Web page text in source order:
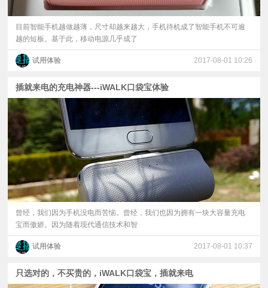
普
专
题
目前智能手机越做越薄，尺寸却越来越大，手机待机成了智能手机不可逾
越的短板。基于此，移动电源几乎成了
试用体验 2017-08-01 10:26
插就来电的充电神器---iWALK口袋宝体验
曾经，我们因为手机没电而苦恼。曾经，我们也因为拥有一块大容量充电
宝而傲娇。因为随着现代通信技术和智
试用体验 2017-08-01 10:37
只选对的，不买贵的，iWALK口袋宝，插就来电